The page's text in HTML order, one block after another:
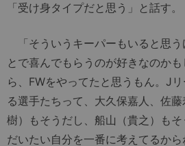
「受け身タイプだと思う」と話す。
「そういうキーパーもいると思う
とで喜んでもらうのが好きなのか
ら、FWをやってたと思うもん。J
る選手たちって、大久保嘉人、佐
樹）もそうだし、船山（貴之）も
だいたい自分を一番に考えてるか